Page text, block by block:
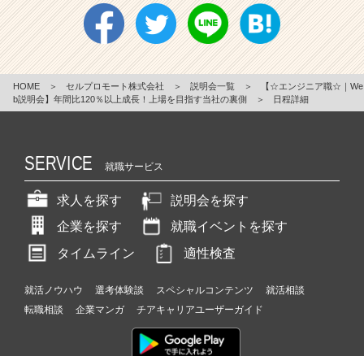
HOME ＞ セルプロモート株式会社 ＞ 説明会一覧 ＞
【☆エンジニア職☆｜We
b説明会】年間比120％以上成長！上場を目指す当社の裏側
＞ 日程詳細
SERVICE 就職サービス
求人を探す
説明会を探す
企業を探す
就職イベントを探す
タイムライン
適性検査
就活ノウハウ 選考体験談 スペシャルコンテンツ
就活相談
転職相談
企業マンガ チアキャリアユーザーガイド